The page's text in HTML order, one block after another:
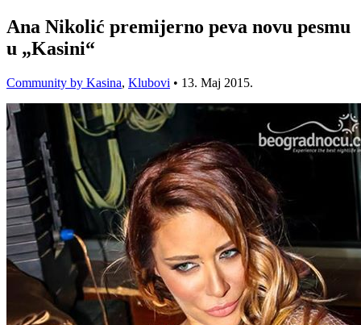
Ana Nikolić premijerno peva novu pesmu
u „Kasini“
Community by Kasina, Klubovi • 13. Maj 2015.